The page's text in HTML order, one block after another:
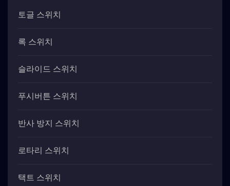
토글 스위치
록 스위치
슬라이드 스위치
푸시버튼 스위치
반사 방지 스위치
로타리 스위치
택트 스위치